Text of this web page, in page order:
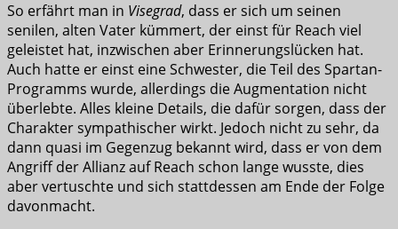
So erfährt man in Visegrad, dass er sich um seinen
senilen, alten Vater kümmert, der einst für Reach viel
geleistet hat, inzwischen aber Erinnerungslücken hat.
Auch hatte er einst eine Schwester, die Teil des Spartan-
Programms wurde, allerdings die Augmentation nicht
überlebte. Alles kleine Details, die dafür sorgen, dass der
Charakter sympathischer wirkt. Jedoch nicht zu sehr, da
dann quasi im Gegenzug bekannt wird, dass er von dem
Angriff der Allianz auf Reach schon lange wusste, dies
aber vertuschte und sich stattdessen am Ende der Folge
davonmacht.